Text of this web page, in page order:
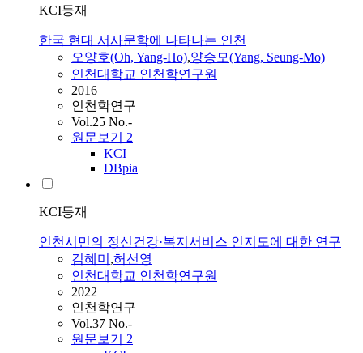
KCI등재
한국 현대 서사문학에 나타나는 인천
오양호(Oh, Yang-Ho),양승모(Yang, Seung-Mo)
인천대학교 인천학연구원
2016
인천학연구
Vol.25 No.-
원문보기 2
KCI
DBpia
KCI등재
인천시민의 정신건강·복지서비스 인지도에 대한 연구
김혜미 ,허선영
인천대학교 인천학연구원
2022
인천학연구
Vol.37 No.-
원문보기 2